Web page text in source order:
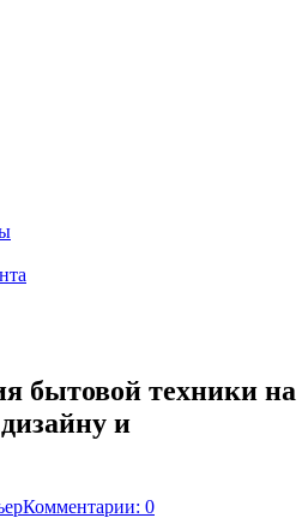
бытовой техники на
и
Комментарии: 0